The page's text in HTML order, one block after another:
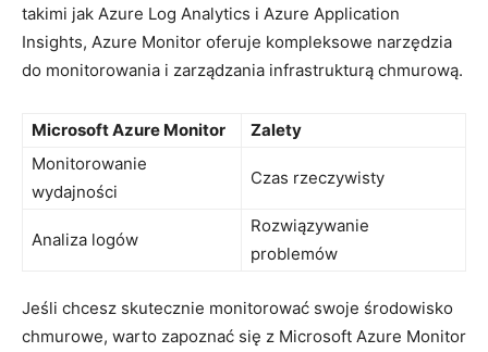
takimi ⁣jak Azure Log‌ Analytics i​ Azure Application ​
Insights, Azure Monitor oferuje kompleksowe‌ narzędzia
‌do monitorowania i zarządzania‍ infrastrukturą chmurową.
Microsoft Azure Monitor
Zalety
Monitorowanie
‌wydajności
Czas rzeczywisty
Analiza logów
Rozwiązywanie
problemów
Jeśli chcesz ⁣skutecznie monitorować ⁣swoje środowisko⁢
chmurowe, warto ⁢zapoznać się z Microsoft Azure Monitor